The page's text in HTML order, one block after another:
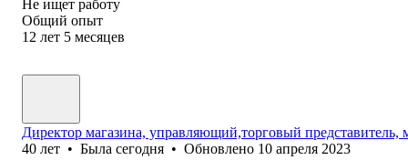
Не ищет работу
Общий опыт
12 лет 5 месяцев
Директор магазина, управляющий,торговый представитель,
40 лет • Была сегодня • Обновлено 10 апреля 2023